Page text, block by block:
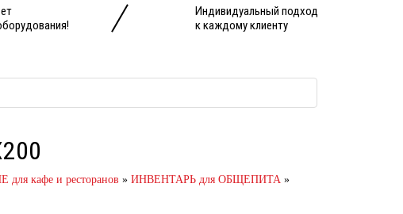
Индивидуальный подход
к каждому клиенту
кафе и ресторанов » ИНВЕНТАРЬ для ОБЩЕПИТА »